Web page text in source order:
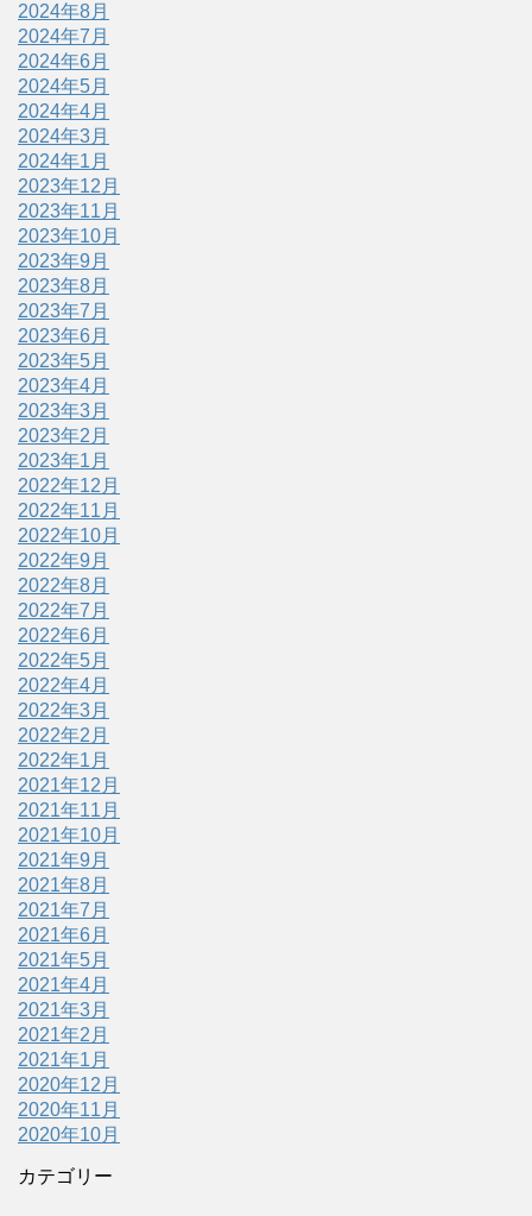
2024年8月
2024年7月
2024年6月
2024年5月
2024年4月
2024年3月
2024年1月
2023年12月
2023年11月
2023年10月
2023年9月
2023年8月
2023年7月
2023年6月
2023年5月
2023年4月
2023年3月
2023年2月
2023年1月
2022年12月
2022年11月
2022年10月
2022年9月
2022年8月
2022年7月
2022年6月
2022年5月
2022年4月
2022年3月
2022年2月
2022年1月
2021年12月
2021年11月
2021年10月
2021年9月
2021年8月
2021年7月
2021年6月
2021年5月
2021年4月
2021年3月
2021年2月
2021年1月
2020年12月
2020年11月
2020年10月
カテゴリー